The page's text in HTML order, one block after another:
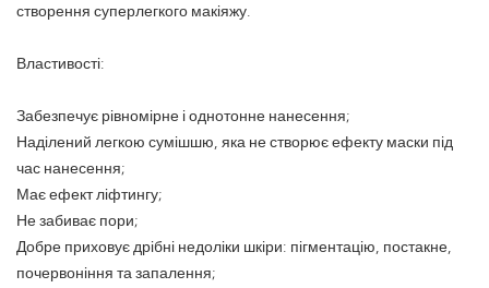
створення суперлегкого макіяжу.
Властивості:
Забезпечує рівномірне і однотонне нанесення;
Наділений легкою сумішшю, яка не створює ефекту маски під
час нанесення;
Має ефект ліфтингу;
Не забиває пори;
Добре приховує дрібні недоліки шкіри: пігментацію, постакне,
почервоніння та запалення;